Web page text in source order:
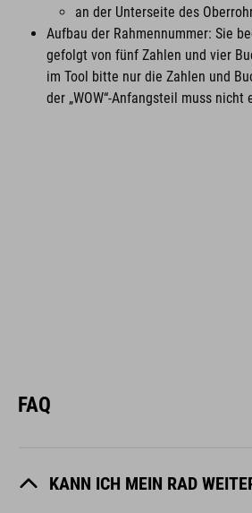
an der Unterseite des
Aufbau der Rahmennummer: Sie
gefolgt von fünf Zahlen und vier
im Tool bitte nur die Zahlen und
der „WOW“-Anfangsteil muss nicht
FAQ
KANN ICH MEIN RAD